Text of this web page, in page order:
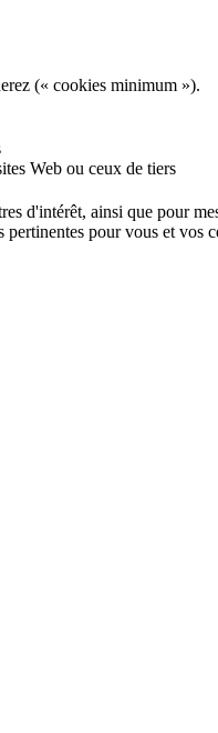
(« cookies minimum »).
Web ou ceux de tiers
d'intérêt, ainsi que pour
pour vous et vos